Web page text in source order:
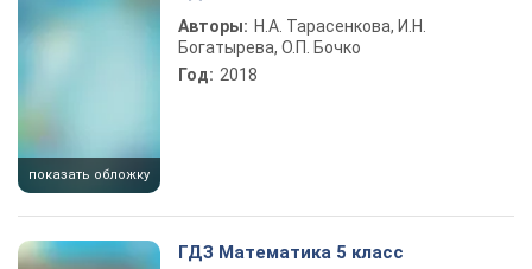
показать обложку
Авторы: Н.А. Тарасенкова, И.Н.
Богатырева, О.П. Бочко
Год: 2018
ГДЗ Математика 5 класс